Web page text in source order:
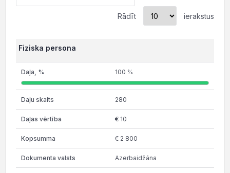
Rādīt ierakstus
Fiziska persona
100 %
280
€ 10
€ 2 800
Azerbaidžāna